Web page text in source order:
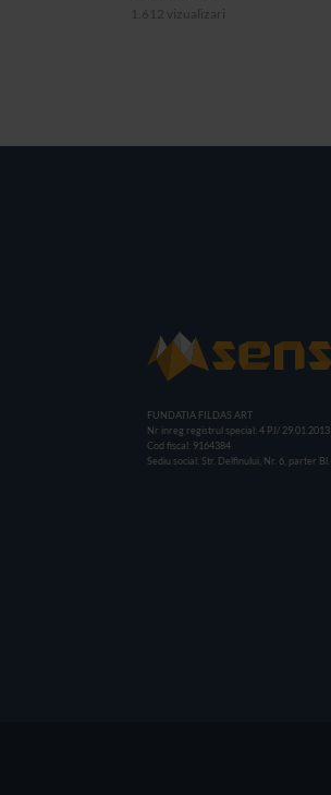
1.612 vizualizari
FUNDATIA FILDAS ART
Nr inreg registrul special: 4 PJ/ 29.01.2013
Cod fiscal: 9164384
Sediu social: Str. Delfinului, Nr. 6, parter